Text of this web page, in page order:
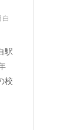
駅
校